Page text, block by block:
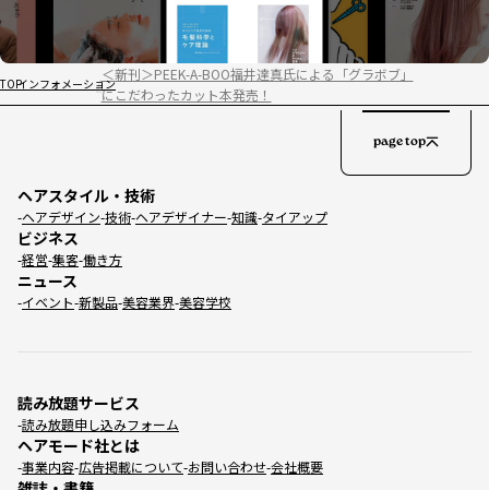
TOPインフォメーション
＜新刊＞PEEK-A-BOO福井達真氏による「グラボブ」
にこだわったカット本発売！
ヘアスタイル・技術
ヘアデザイン 技術 ヘアデザイナー 知識 タイアップ
ビジネス
経営 集客 働き方
ニュース
イベント 新製品 美容業界 美容学校
読み放題サービス
読み放題申し込みフォーム
ヘアモード社とは
事業内容 広告掲載について お問い合わせ 会社概要
page top